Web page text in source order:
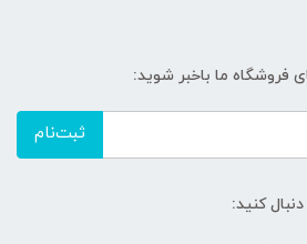
فروشگاه ما باخبر شوید:
ثبت‌نام
کنید: